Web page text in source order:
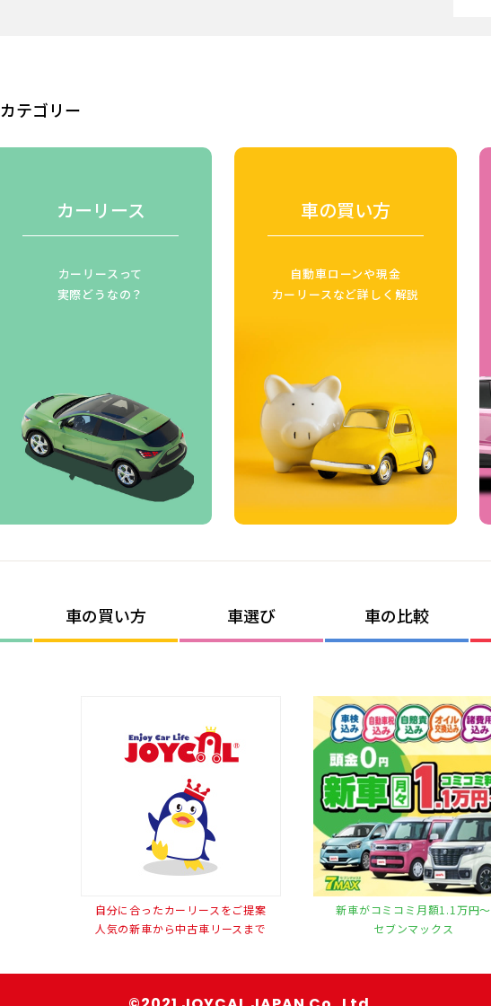
カテゴリー
カーリース
カーリースって
実際どうなの？
車の買い方
自動車ローンや現金
カーリースなど詳しく解説
車の買い方 車選び 車の比較
自分に合ったカーリースをご提案
人気の新車から中古車リースまで
新車がコミコミ月額1.1万円〜
セブンマックス